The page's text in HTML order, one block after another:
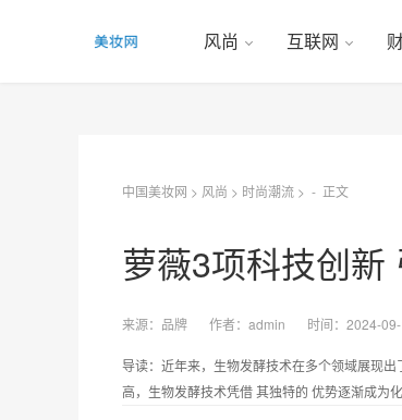
风尚 互联网
中国美妆网 > 风尚 > 时尚潮流 > - 正文
萝薇3项科技创新
来源： 品牌 作者： admin 时间：2024-
导读：近年来，生物发酵技术在多个领域展现
高，生物发酵技术凭借 其独特的 优势逐渐成为